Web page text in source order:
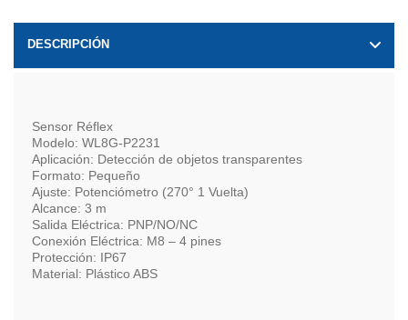
DESCRIPCIÓN
Sensor Réflex
Modelo: WL8G-P2231
Aplicación: Detección de objetos transparentes
Formato: Pequeño
Ajuste: Potenciómetro (270° 1 Vuelta)
Alcance: 3 m
Salida Eléctrica: PNP/NO/NC
Conexión Eléctrica: M8 – 4 pines
Protección: IP67
Material: Plástico ABS